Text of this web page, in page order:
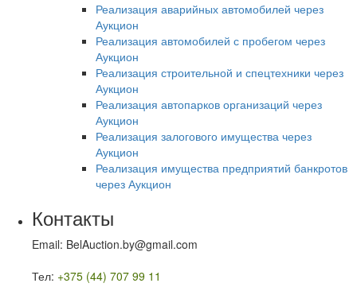
Реализация аварийных автомобилей через
Аукцион
Реализация автомобилей с пробегом через
Аукцион
Реализация строительной и спецтехники через
Аукцион
Реализация автопарков организаций через
Аукцион
Реализация залогового имущества через
Аукцион
Реализация имущества предприятий банкротов
через Аукцион
Контакты
Email: BelAuction.by@gmail.com
Тел: +375 (44) 707 99 11